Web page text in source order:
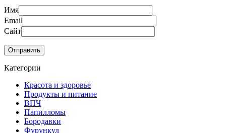
Имя
Email
Сайт
Категории
Красота и здоровье
Продукты и питание
ВПЧ
Папилломы
Бородавки
Фурункул